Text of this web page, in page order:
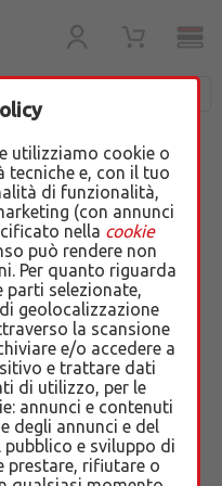
utilizziamo cookie o
tecniche e, con il tuo
di funzionalità,
(con annunci
nella cookie
può rendere non
Per quanto riguarda
parti selezionate,
geolocalizzazione
la scansione
e/o accedere a
e trattare dati
di utilizzo, per le
annunci e contenuti
degli annunci e del
e sviluppo di
prestare, rifiutare o
la tua moto o il
prendere
e farci la